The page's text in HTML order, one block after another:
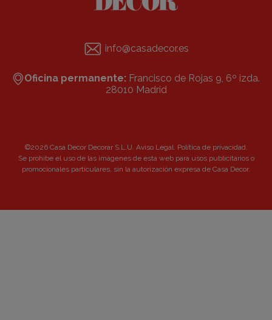
info@casadecor.es
Oficina permanente: Francisco de Rojas 9, 6º izda.
28010 Madrid
©2026 Casa Decor Decorar S.L.U. Aviso Legal. Política de privacidad.
Se prohibe el uso de las imágenes de esta web para usos publicitarios o
promocionales particulares, sin la autorización expresa de Casa Decor.